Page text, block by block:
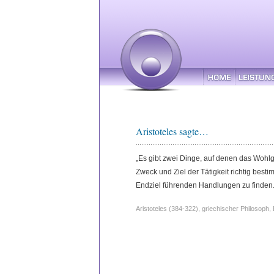
Aristoteles sagte…
„Es gibt zwei Dinge, auf denen das
Zweck und Ziel der Tätigkeit richtig
Endziel führenden Handlungen zu
Aristoteles (384-322), griechischer Philosoph,